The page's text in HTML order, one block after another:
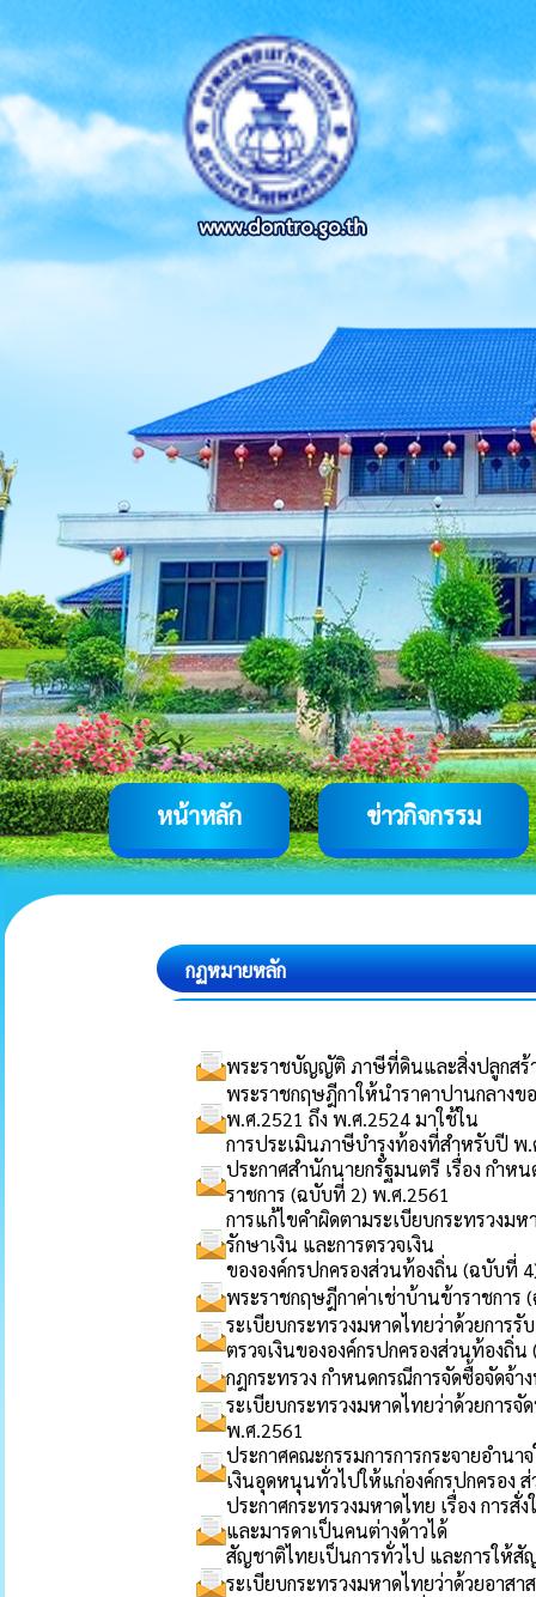
หน้าหลัก ข่าวกิจกรรม
กฏหมายหลัก
พระราชบัญญัติ ภาษีที่ดินและสิ่งปลูกสร้
พระราชกฤษฎีกาให้นำราคาปานกลาง
พ.ศ.2521 ถึง พ.ศ.2524 มาใช้ใน
การประเมินภาษีบำรุงท้องที่สำหรับปี พ
ประกาศสำนักนายกรัฐมนตรี เรื่อง กำห
ราชการ (ฉบับที่ 2) พ.ศ.2561
การแก้ไขคำผิดตามระเบียบกระทรวงมห
รักษาเงิน และการตรวจเงิน
ขององค์กรปกครองส่วนท้องถิ่น (ฉบับที่
พระราชกฤษฎีกาค่าเช่าบ้านข้าราชการ
ระเบียบกระทรวงมหาดไทยว่าด้วยการรั
ตรวจเงินขององค์กรปกครองส่วนท้องถิ่
กฎกระทรวง กำหนดกรณีการจัดซื้อจัดจ้
ระเบียบกระทรวงมหาดไทยว่าด้วยกา
พ.ศ.2561
ประกาศคณะกรรมการการกระจายอำน
เงินอุดหนุนทั่วไปให้แก่องค์กรปกครอง
ประกาศกระทรวงมหาดไทย เรื่อง การ
และมารดาเป็นคนต่างด้าวได้
สัญชาติไทยเป็นการทั่วไป และการให้สั
ระเบียบกระทรวงมหาดไทยว่าด้วยอาส